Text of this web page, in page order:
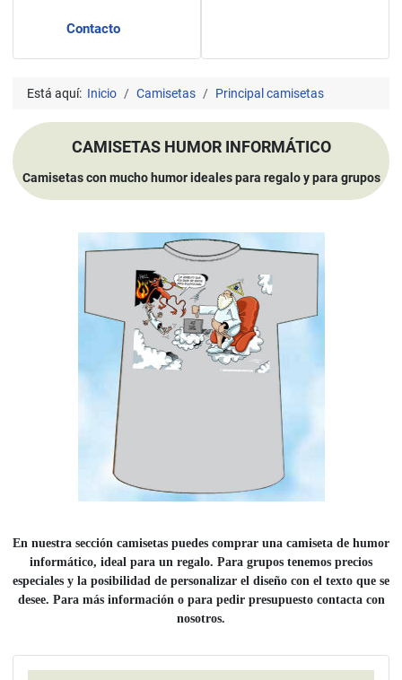
Contacto
Está aquí: Inicio Camisetas Principal camisetas
CAMISETAS HUMOR INFORMÁTICO
Camisetas con mucho humor ideales para regalo y para grupos
En nuestra sección camisetas puedes comprar una camiseta de humor
informático, ideal para un regalo. Para grupos tenemos precios
especiales y la posibilidad de personalizar el diseño con el texto que se
desee. Para más información o para pedir presupuesto contacta con
nosotros.